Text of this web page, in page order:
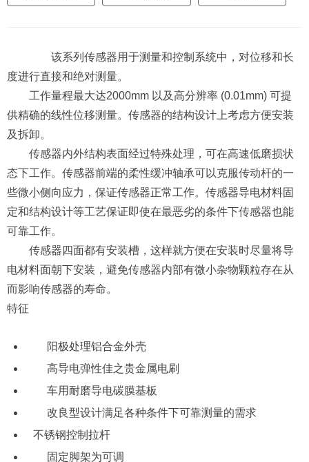
该系列传感器用于测量和控制系统中，对位移和长
度进行直接和绝对测量。
工作量程最大达2000mm 以及高分辨率 (0.01mm) 可提
供精确的线性位移测量。传感器的结构设计上考虑方便安装
及拆卸。
传感器内外结构表面经过特殊处理，可在高速低磨损状
态下工作。传感器前端的柔性缓冲轴承可以克服传动杆的一
些微小侧向应力，保证传感器正常工作。传感器导电材料固
定和结构设计等工艺保证即使在最恶劣的条件下传感器也能
可靠工作。
传感器四面都有安装槽，这样就方便在安装时尽量将导
电材料面朝下安装，避免传感器内部有微小杂物颗粒存在从
而影响传感器的寿命。
特征
阳极处理铝合金外壳
高导电弹性佳之贵金属电刷
车用耐磨导电碳膜基板
改良型设计满足各种条件下可靠测量的需求
不锈钢控制拉杆
固定脚架为可调